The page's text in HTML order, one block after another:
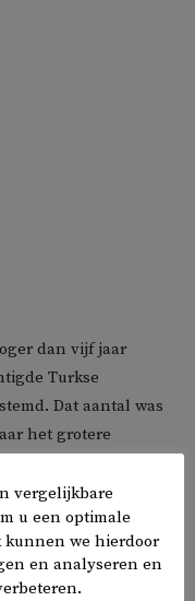
dan vijf jaar
Turkse
Dat aantal was
het grotere
nog tot 14 mei.
vergelijkbare
u een optimale
kunnen we hierdoor
en analyseren en